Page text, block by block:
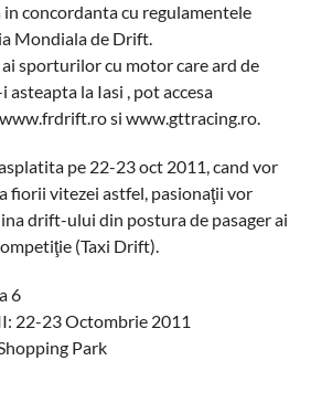
concordanta cu regulamentele
Mondiala de Drift.
sporturilor cu motor care ard de
asteapta la Iasi , pot accesa
si www.gttracing.ro.
pe 22-23 oct 2011, cand vor
fiorii vitezei astfel, pasionaţii vor
drift-ului din postura de pasager ai
(Taxi Drift).
6
22-23 Octombrie 2011
Park